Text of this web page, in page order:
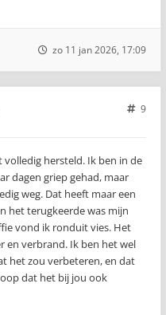
zo 11 jan 2026, 17:09
9
volledig hersteld. Ik ben in de
dagen griep gehad, maar
weg. Dat heeft maar een
het terugkeerde was mijn
vond ik ronduit vies. Het
en verbrand. Ik ben het wel
het zou verbeteren, en dat
dat het bij jou ook